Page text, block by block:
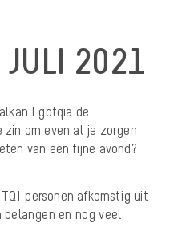
2021
Lgbtqia de
zin om even al je zorgen
van een fijne avond?
personen afkomstig uit
belangen en nog veel